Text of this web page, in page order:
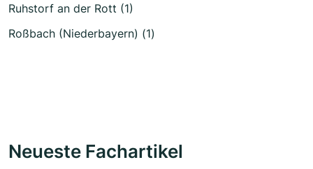
Ruhstorf an der Rott (1)
Roßbach (Niederbayern) (1)
Neueste Fachartikel